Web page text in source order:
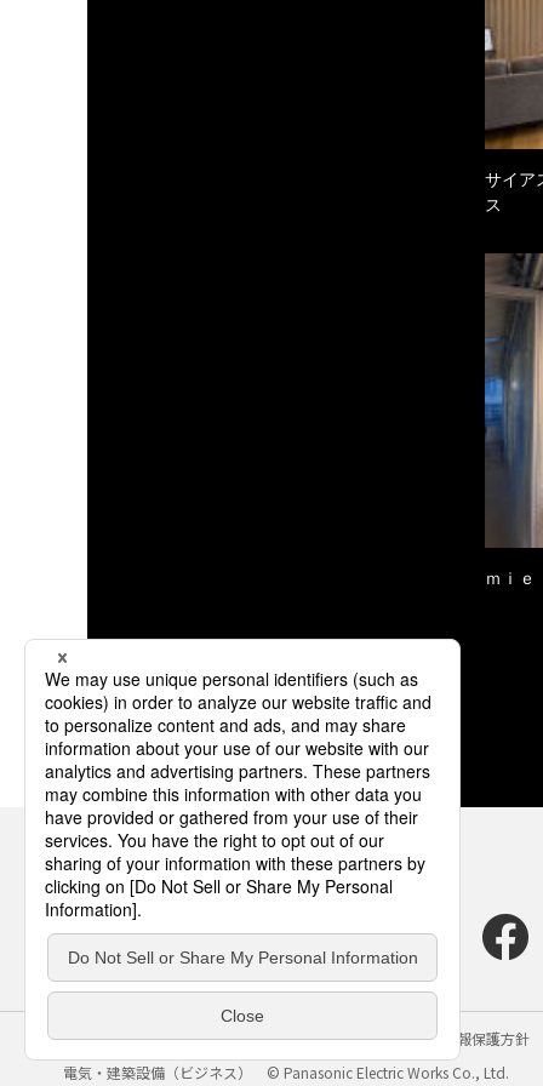
サイア
ス
ｍｉｅ
サイトのご利用にあたって クッキーポリシー
個人情報保護方針
電気・建築設備（ビジネス）
© Panasonic Electric Works Co., Ltd.